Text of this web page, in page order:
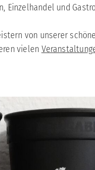
Einzelhandel und
von unserer
vielen